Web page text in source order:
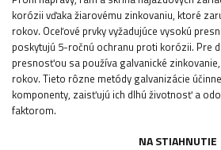
korózii vďaka žiarovému zinkovaniu, ktoré
rokov. Oceľové prvky vyžadujúce vysokú
poskytujú 5-ročnú ochranu proti korózii. Pre
presnosťou sa používa galvanické
rokov. Tieto rôzne metódy galvanizácie
komponenty, zaisťujú ich dlhú životnosť a
faktorom.
NA STIAHNUTIE